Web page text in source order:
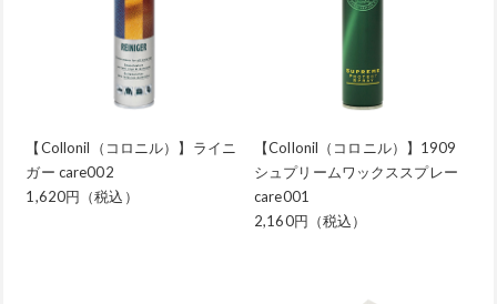
【Collonil（コロニル）】ライニ
ガー care002
1,620円（税込）
【Collonil（コロニル）】1909
シュプリームワックススプレー
care001
2,160円（税込）